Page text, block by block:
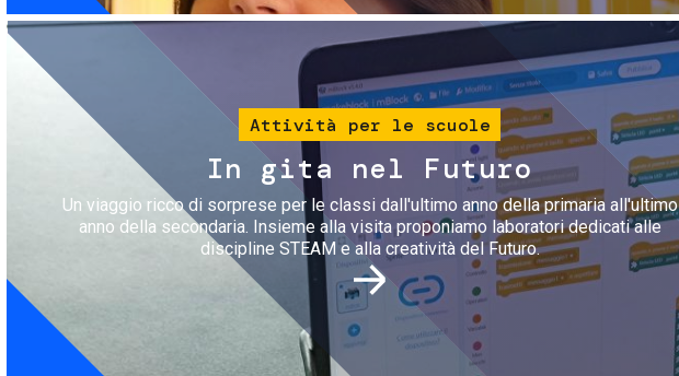
Immagine
Attività per le scuole
In gita nel Futuro
Un viaggio ricco di sorprese per le classi dall'ultimo anno della primaria all'ultimo
anno della secondaria. Insieme alla visita proponiamo laboratori dedicati alle
discipline STEAM e alla creatività del Futuro.